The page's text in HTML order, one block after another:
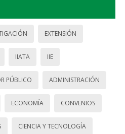
EXTENSIÓN
IIATA IIE
PÚBLICO ADMINISTRACIÓN
ECONOMÍA CONVENIOS
CIENCIA Y TECNOLOGÍA